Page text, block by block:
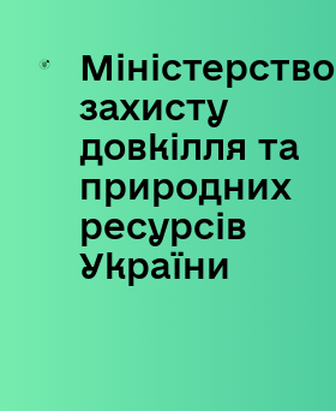
Skip
content
Міністерство
захисту
довкілля та
природних
ресурсів
України